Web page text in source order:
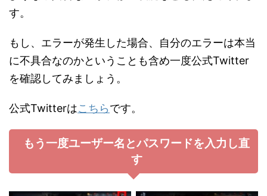
す。
もし、エラーが発生した場合、自分のエラーは本当
に不具合なのかということも含め一度公式Twitter
を確認してみましょう。
公式Twitterはこちらです。
もう一度ユーザー名とパスワードを入力し直
す